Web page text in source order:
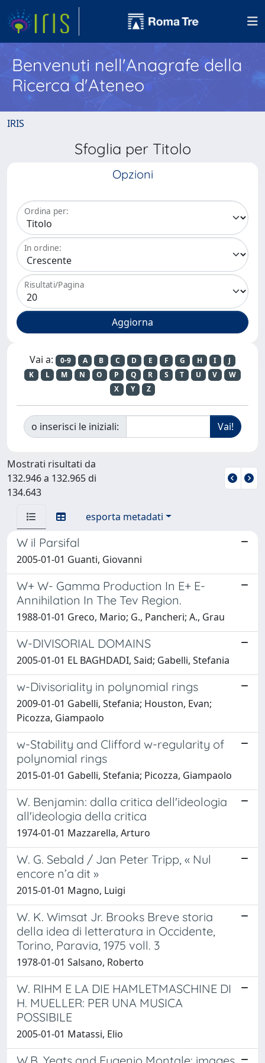
Benvenuti nell'Anagrafe della
Ricerca d'Ateneo
IRIS
Sfoglia per Titolo
Opzioni
Ordina per:
In ordine:
Risultati/Pagina
Vai a: 0-9 A B C D E F G H I
J
K
L M N O P Q R S T U V
W
X
Y Z
o inserisci le iniziali:
Mostrati risultati da
132.946 a 132.965 di
134.643
esporta metadati
W il Parsifal
2005-01-01 Guanti, Giovanni
W+ W- Gamma Production In E+ E-
Annihilation In The Tev Region.
1988-01-01 Greco, Mario; G., Pancheri; A., Grau
W-DIVISORIAL DOMAINS
2005-01-01 EL BAGHDADI, Said; Gabelli, Stefania
w-Divisoriality in polynomial rings
2009-01-01 Gabelli, Stefania; Houston, Evan;
Picozza, Giampaolo
w-Stability and Clifford w-regularity of
polynomial rings
2015-01-01 Gabelli, Stefania; Picozza, Giampaolo
W. Benjamin: dalla critica dell'ideologia
all'ideologia della critica
1974-01-01 Mazzarella, Arturo
W. G. Sebald / Jan Peter Tripp, « Nul
encore n’a dit »
2015-01-01 Magno, Luigi
W. K. Wimsat Jr. Brooks Breve storia
della idea di letteratura in Occidente,
Torino, Paravia, 1975 voll. 3
1978-01-01 Salsano, Roberto
W. RIHM E LA DIE HAMLETMASCHINE DI
H. MUELLER: PER UNA MUSICA
POSSIBILE
2005-01-01 Matassi, Elio